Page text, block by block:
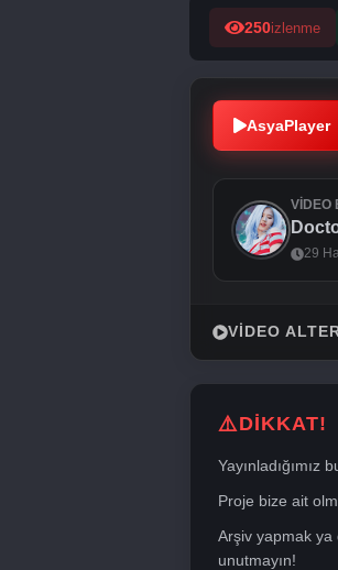
250izlenme
AsyaPlayer
VIDEO
29
VIDEO
DİKKAT!
Proje bize ait
Arşiv yapmak ya
unutmayın!